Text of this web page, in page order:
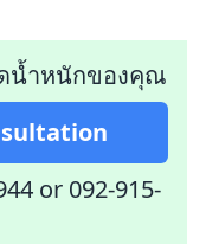
น้ำหนักของคุณ
or 092-915-